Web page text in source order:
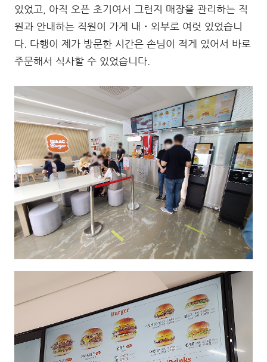
있었고, 아직 오픈 초기여서 그런지 매장을 관리하는 직
원과 안내하는 직원이 가게 내・외부로 여럿 있었습니
다. 다행이 제가 방문한 시간은 손님이 적게 있어서 바로
주문해서 식사할 수 있었습니다.